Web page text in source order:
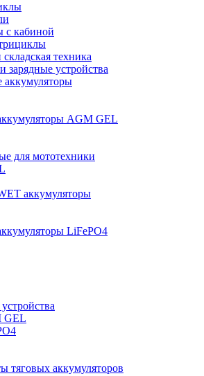
с кабиной
техника
зарядные устройства
аккумуляторы
AGM GEL
для мототехники
аккумуляторы
LiFePO4
GEL
тяговых аккумуляторов